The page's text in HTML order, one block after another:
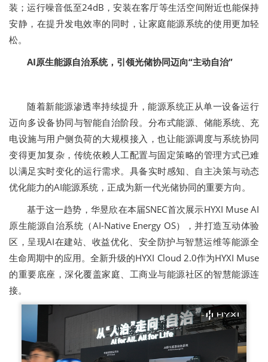
装；运行噪音低至24dB，安装在客厅等生活空间附近也能保持
安静，在提升发电效率的同时，让家庭能源系统的使用更加轻
松。
AI原生能源自治系统，引领光储协同迈向“主动自治”
随着新能源渗透率持续提升，能源系统正从单一设备运行
迈向多设备协同与智能自治阶段。分布式能源、储能系统、充
电设施与用户侧负荷的大规模接入，也让能源调度与系统协同
变得更加复杂，传统依赖人工配置与固定策略的管理方式已难
以满足实时变化的运行需求。具备实时感知、自主决策与动态
优化能力的AI能源系统，正成为新一代光储协同的重要方向。
基于这一趋势，华昱欣在本届SNEC首次展示HYXI Muse AI
原生能源自治系统（AI-Native Energy OS），并打造互动体验
区，呈现AI在建站、收益优化、安全防护与智慧运维等能源全
生命周期中的应用。全新升级的HYXI Cloud 2.0作为HYXI Muse
的重要底座，深化覆盖家庭、工商业与能源社区的智慧能源连
接。